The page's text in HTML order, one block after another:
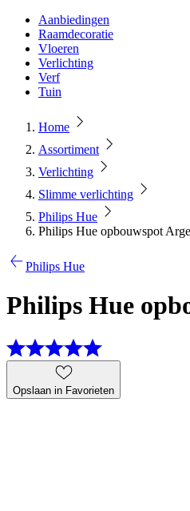
Aanbiedingen
Raamdecoratie
Vloeren
Verlichting
Verf
Tuin
Home
Assortiment
Verlichting
Slimme verlichting
Philips Hue
Philips Hue opbouwspot
Philips Hue
Philips Hue
Opslaan in Favorieten